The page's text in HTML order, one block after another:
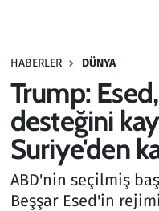
HABERLER DÜNYA
Trump:
desteğini
Suriye'den
ABD'nin seçilmiş
Beşşar Esed'in
Haber
Kültür Sanat
Kurumsal
Lezzet Durağı